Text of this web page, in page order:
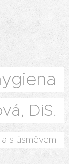
á, DiS.
s úsměvem